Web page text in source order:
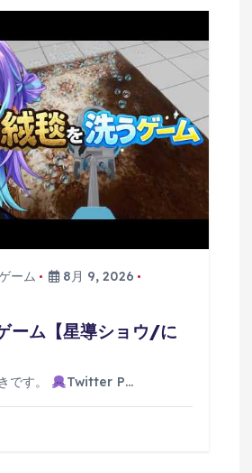
ーム
8月 9, 2026
ーム【星導ショウ/に
です。 Twitter P…